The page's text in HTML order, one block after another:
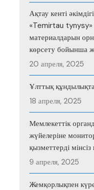
Ақтау кенті
«Temirtau tynysy»
материалдарын
көрсету бойынша
20 апреля, 2025
Ұлттық
18 апреля, 2025
Мемлекеттік
жүйелеріне
қызметтерді мінсіз
9 апреля, 2025
Жемқорлықпен